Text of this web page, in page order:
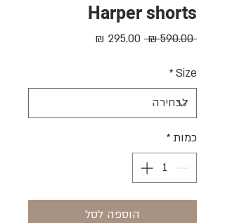
Harper shorts
‏590.00 ‏₪
מחיר
Size
*
כמות*
הוספה לסל